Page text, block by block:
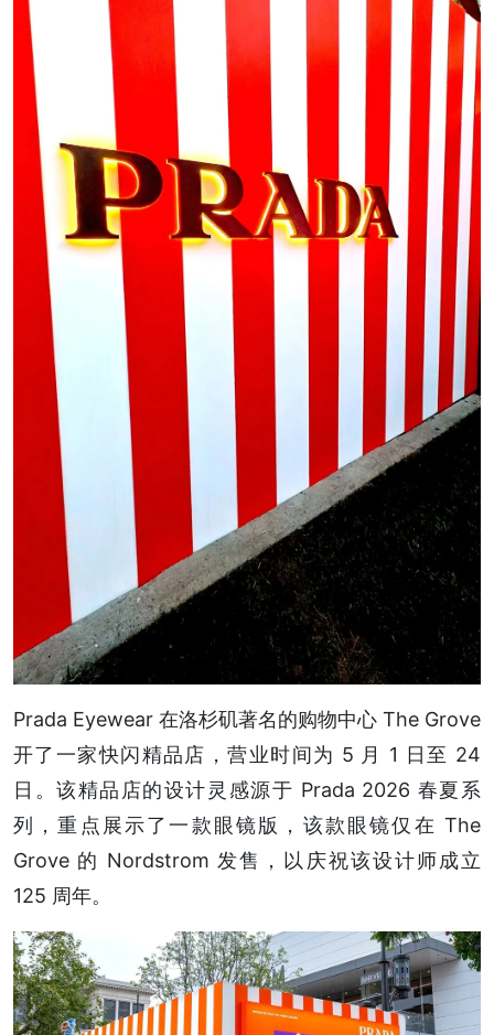
Prada Eyewear 在洛杉矶著名的购物中心 The Grove
开了一家快闪精品店，营业时间为 5 月 1 日至 24
日。该精品店的设计灵感源于 Prada 2026 春夏系
列，重点展示了一款眼镜版，该款眼镜仅在 The
Grove 的 Nordstrom 发售，以庆祝该设计师成立
125 周年。